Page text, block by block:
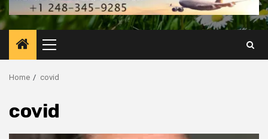
Primary
Menu
Home covid
covid